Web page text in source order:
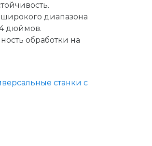
диапазона
дюймов.
обработки на
станки с